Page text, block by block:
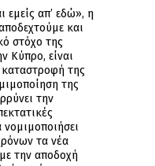
εμείς απ’ εδώ», η
και
στόχο της
Κύπρο, είναι
της
της
την
νομιμοποιήσει
τα νέα
την αποδοχή